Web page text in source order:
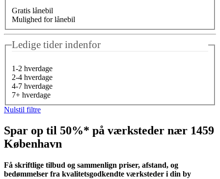
Gratis lånebil
Mulighed for lånebil
Ledige tider indenfor
1-2 hverdage
2-4 hverdage
4-7 hverdage
7+ hverdage
Nulstil filtre
Spar op til 50%* på værksteder nær 1459
København
Få skriftlige tilbud og sammenlign priser, afstand, og
bedømmelser fra kvalitetsgodkendte værksteder i din by